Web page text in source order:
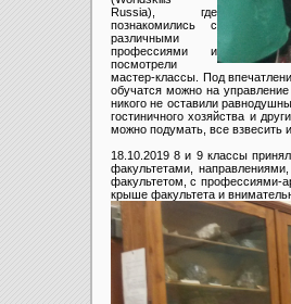
Russia), где
познакомились с
различными
профессиями и
посмотрели
мастер-классы. Под
обучатся можно на
никого не оставили
гостиничного хозяйства и
можно подумать, все взвесить
18.10.2019 8 и 9 классы
факультетами,
факультетом, с профессиями-
крыше факультета и